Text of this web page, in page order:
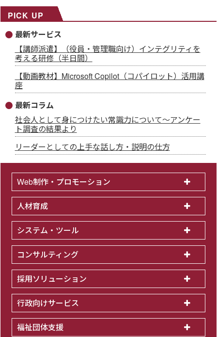
ールマガジン26年１月14配信分です。
PICK UP
最新サービス
【講師派遣】（役員・管理職向け）インテグリティを
考える研修（半日間）
【動画教材】Microsoft Copilot（コパイロット）活用講
座
最新コラム
社会人として身につけたい常識力について～アンケー
ト調査の結果より
リーダーとしての上手な話し方・説明の仕方
Web制作・プロモーション
人材育成
システム・ツール
コンサルティング
採用ソリューション
行政向けサービス
福祉団体支援